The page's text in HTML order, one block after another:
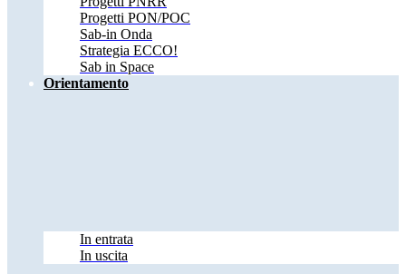
Progetti PON/POC
Sab-in Onda
Strategia ECCO!
Sab in Space
Orientamento
In entrata
In uscita